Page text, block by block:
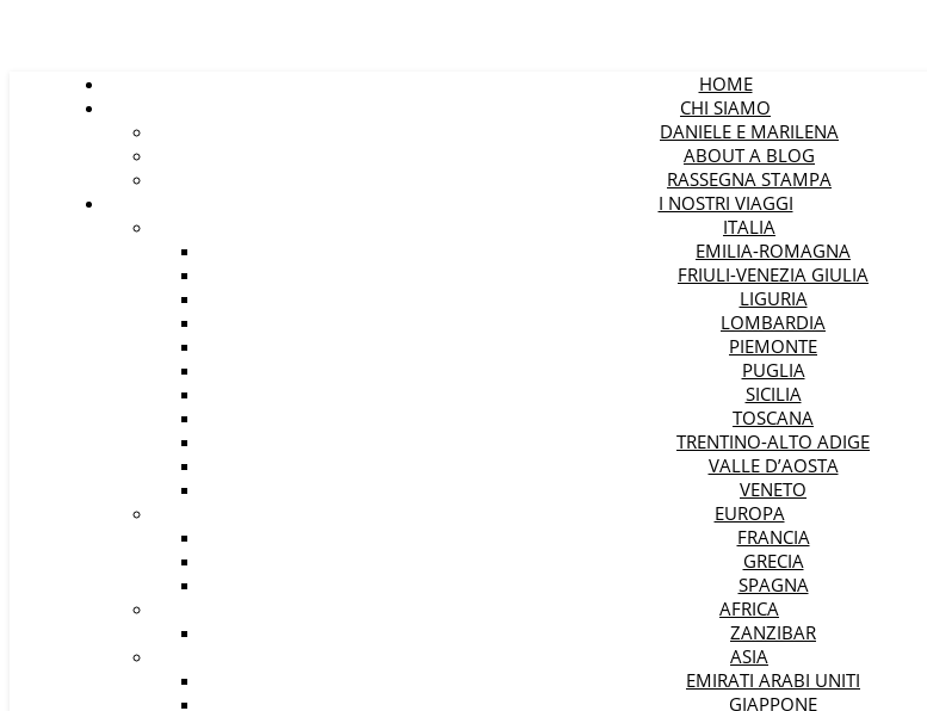
HOME
CHI SIAMO
DANIELE E MARILENA
ABOUT A BLOG
RASSEGNA STAMPA
I NOSTRI VIAGGI
ITALIA
EMILIA-ROMAGNA
FRIULI-VENEZIA GIULIA
LIGURIA
LOMBARDIA
PIEMONTE
PUGLIA
SICILIA
TOSCANA
TRENTINO-ALTO ADIGE
VALLE D’AOSTA
VENETO
EUROPA
FRANCIA
GRECIA
SPAGNA
AFRICA
ZANZIBAR
ASIA
EMIRATI ARABI UNITI
GIAPPONE